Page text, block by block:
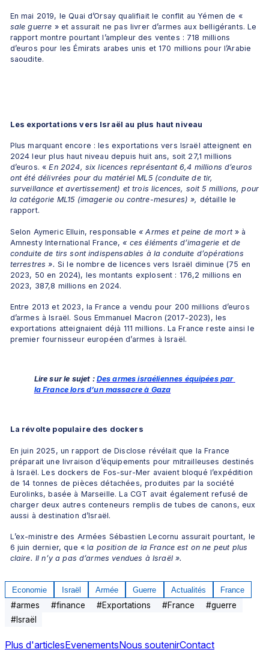
En mai 2019, le Quai d’Orsay qualifiait le conflit au Yémen de «
sale guerre » et assurait ne pas livrer d’armes aux belligérants. Le
rapport montre pourtant l’ampleur des ventes : 718 millions
d’euros pour les Émirats arabes unis et 170 millions pour l’Arabie
saoudite.
Les exportations vers Israël au plus haut niveau
Plus marquant encore : les exportations vers Israël atteignent en
2024 leur plus haut niveau depuis huit ans, soit 27,1 millions
d’euros. « En 2024, six licences représentant 6,4 millions d’euros
ont été délivrées pour du matériel ML5 (conduite de tir,
surveillance et avertissement) et trois licences, soit 5 millions, pour
la catégorie ML15 (imagerie ou contre-mesures) », détaille le
rapport.
Selon Aymeric Elluin, responsable « Armes et peine de mort » à
Amnesty International France, « ces éléments d’imagerie et de
conduite de tirs sont indispensables à la conduite d’opérations
terrestres ». Si le nombre de licences vers Israël diminue (75 en
2023, 50 en 2024), les montants explosent : 176,2 millions en
2023, 387,8 millions en 2024.
Entre 2013 et 2023, la France a vendu pour 200 millions d’euros
d’armes à Israël. Sous Emmanuel Macron (2017-2023), les
exportations atteignaient déjà 111 millions. La France reste ainsi le
premier fournisseur européen d’armes à Israël.
Lire sur le sujet : Des armes israéliennes équipées par
la France lors d’un massacre à Gaza
La révolte populaire des dockers
En juin 2025, un rapport de Disclose révélait que la France
préparait une livraison d’équipements pour mitrailleuses destinés
à Israël. Les dockers de Fos-sur-Mer avaient bloqué l’expédition
de 14 tonnes de pièces détachées, produites par la société
Eurolinks, basée à Marseille. La CGT avait également refusé de
charger deux autres conteneurs remplis de tubes de canons, eux
aussi à destination d’Israël.
L’ex-ministre des Armées Sébastien Lecornu assurait pourtant, le
6 juin dernier, que « la position de la France est on ne peut plus
claire. Il n’y a pas d’armes vendues à Israël ».
Economie Israël Armée Guerre Actualités France
#armes #finance #Exportations #France #guerre
#Israël
Plus d'articlesEvenementsNous soutenirContact